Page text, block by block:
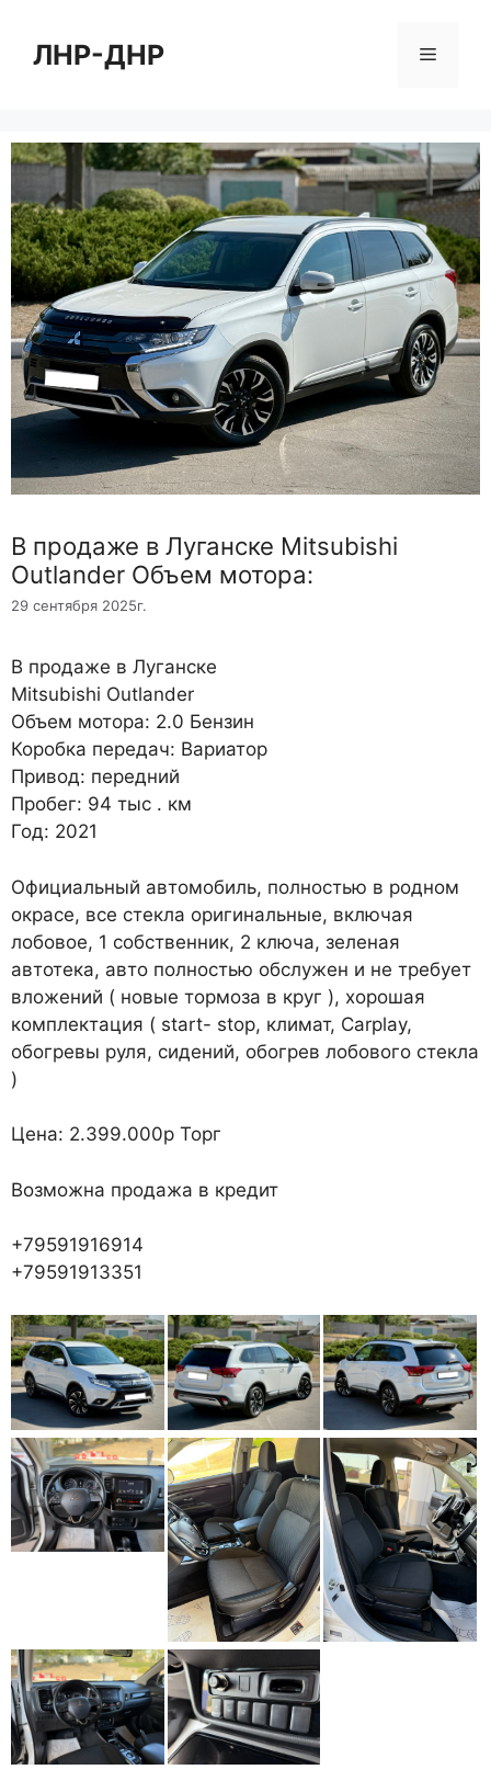
содержимому
ЛНР-ДНР Меню
В продаже в Луганске Mitsubishi
Outlander Объем мотора:
29 сентября 2025г.
В продаже в Луганске
Mitsubishi Outlander
Объем мотора: 2.0 Бензин
Коробка передач: Вариатор
Привод: передний
Пробег: 94 тыс . км
Год: 2021
Официальный автомобиль, полностью в родном
окрасе, все стекла оригинальные, включая
лобовое, 1 собственник, 2 ключа, зеленая
автотека, авто полностью обслужен и не требует
вложений ( новые тормоза в круг ), хорошая
комплектация ( start- stop, климат, Carplay,
обогревы руля, сидений, обогрев лобового стекла
)
Цена: 2.399.000р Торг
Возможна продажа в кредит
+79591916914
+79591913351